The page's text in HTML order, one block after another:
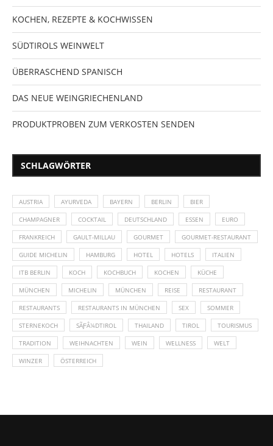
KOCHEN, REZEPTE & KOCHWISSEN
SÜDTIROLS WEINWELT
ÜBERRASCHEND SPANISCH
DAS NEUE WEINGRIECHENLAND
PRODUKTPROBEN ZUM VERKOSTEN SENDEN
SCHLAGWÖRTER
AUSTRIA AYURVEDA BAYERN BERLIN BIER
CHAMPAGNER COCKTAIL DEUTSCHLAND ESSEN EURO
FRANKREICH GAULT-MILLAU GOURMET GOURMET-RESTAURANT
GUIDE MICHELIN HAMBURG HOTEL HOTELS ITALIEN
ITB BERLIN KOCH KOCHBUCH KOCHEN KÜCHE
MÜNCHEN MICHELIN MÜNCHEN REISE RESTAURANT
RESTAURANTS RESTAURANTS IN MÜNCHEN SEX SOMMER
STERNEKOCH SÃƑÂ¼DTIROL THAILAND TIROL TOURISMUS
TRADITION WEIHNACHTEN WEIN WELLNESS WELT
WINZER ÖSTERREICH